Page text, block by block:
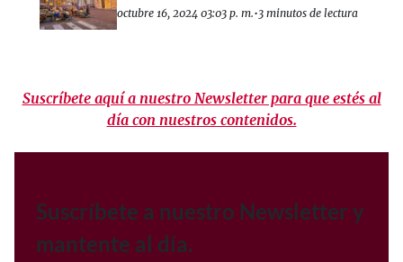
octubre 16, 2024 03:03 p. m.•3 minutos de lectura
Suscríbete aquí a nuestro Newsletter para que estés al
día con nuestros contenidos.
Suscríbete a nuestro Newsletter y
mantente al día.